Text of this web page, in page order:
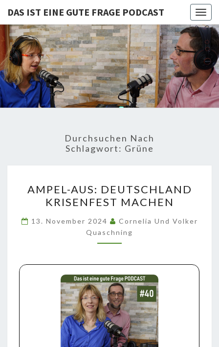
DAS IST EINE GUTE FRAGE PODCAST
DAS IST
EINE
GUTE
FRAGE
PODCAST
Von Cornelia Und
Volker
Quaschning – Der
Podcast Zur
Klimakrise Und
Energierevolution
Energiewende-
Fakten Und
Hintergründe
Durchsuchen Nach
Schlagwort: Grüne
AUS:
DEUTSCHLAND
KRISENFEST
MACHEN
AMPEL-AUS: DEUTSCHLAND
KRISENFEST MACHEN
13. November 2024
Cornelia Und Volker
Quaschning